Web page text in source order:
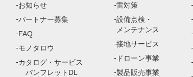
お知らせ
パートナー募集
FAQ
モノタロウ
カタログ・サービス
パンフレットDL
雷対策
設備点検・
メンテナンス
接地サービス
ドローン事業
製品販売事業